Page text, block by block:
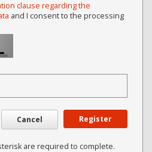
clause regarding the
and I consent to the processing
Cancel Register
are required to complete.